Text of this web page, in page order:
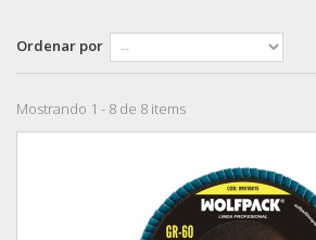
Ordenar por
Mostrando 1 - 8 de 8 items